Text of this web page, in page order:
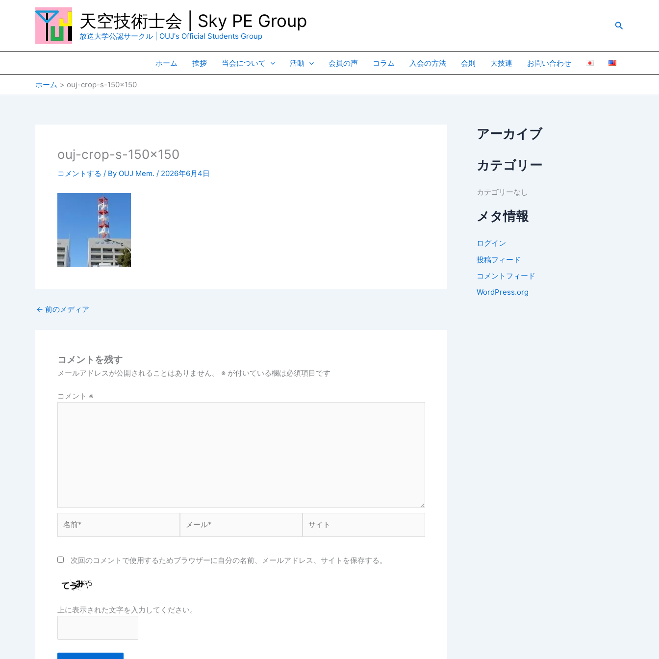
キ
プ
天空技術士会 | Sky PE Group
放送大学公認サークル | OUJ's Official Students Group
検
ホーム 挨拶 当会について 活動 会員の声 コラム 入会の方法 会則 大技連 お問い合わせ
ホーム ouj-crop-s-150×150
ouj-crop-s-150×150
コメントする / By OUJ Mem. / 2026年6月4日
← 前のメディア
コメントを残す
メールアドレスが公開されることはありません。 ※ が付いている欄は必須項目です
コメント ※
前
ー
次回のコメントで使用するためブラウザーに自分の名前、メールアドレス、サイトを保存する。
上に表示された文字を入力してください。
アーカイブ
カテゴリー
カテゴリーなし
メタ情報
ログイン
投稿フィード
コメントフィード
WordPress.org